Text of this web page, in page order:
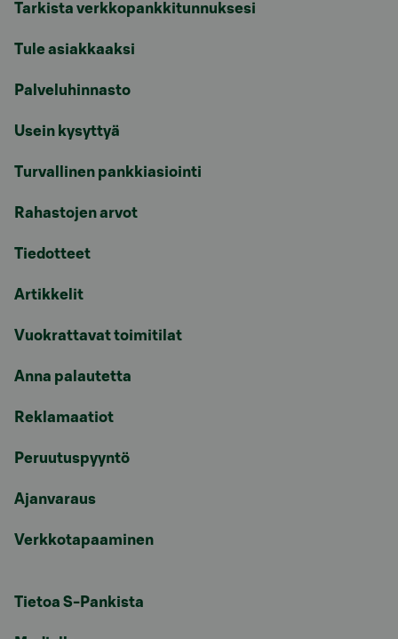
Tarkista verkkopankkitunnuksesi
Tule asiakkaaksi
Palveluhinnasto
Usein kysyttyä
Turvallinen pankkiasiointi
Rahastojen arvot
Tiedotteet
Artikkelit
Vuokrattavat toimitilat
Anna palautetta
Reklamaatiot
Peruutuspyyntö
Ajanvaraus
Verkkotapaaminen
Tietoa S-Pankista